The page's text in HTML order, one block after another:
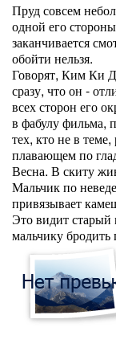
Пруд совсем
одной его
заканчивается
обойти нельзя.
Говорят, Ким Ки
сразу, что он -
всех сторон его
в фабулу фильма,
тех, кто не в
плавающем по
Весна. В скиту
Мальчик по
привязывает
Это видит старый
мальчику